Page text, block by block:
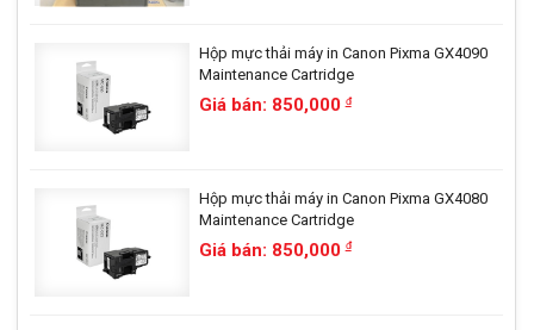
Hộp mực thải máy in Canon Pixma GX4090
Maintenance Cartridge
Giá bán: 850,000đ
Hộp mực thải máy in Canon Pixma GX4080
Maintenance Cartridge
Giá bán: 850,000đ